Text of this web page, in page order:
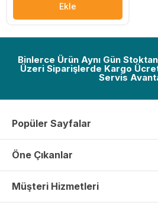
Ekle
Binlerce Ürün Aynı Gün
Üzeri Siparişlerde Kargo
Servis
Popüler Sayfalar
Öne Çıkanlar
Müşteri Hizmetleri